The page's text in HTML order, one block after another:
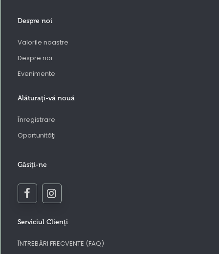
Despre noi
Valorile noastre
Despre noi
Evenimente
Alăturaţi-vă nouă
Înregistrare
Oportunităţi
Găsiţi-ne
Serviciul Clienţi
ÎNTREBĂRI FRECVENTE (FAQ)